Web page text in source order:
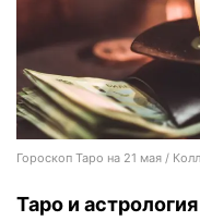
Гороскоп Таро на 21 мая /
Таро и